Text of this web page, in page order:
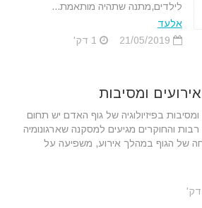
לילדים,מתנה שתהיה מותאמת...
אלעד
ומסיבות
ומסיבות בפיזיולוגיה של גוף האדם יש תחום
והחוקרים מגיעים למסקנה שארגונומיה
של הגוף במהלך אירוע, משפיעה על